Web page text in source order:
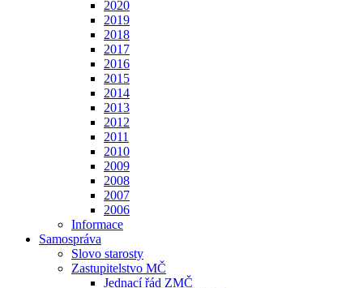
2020
2019
2018
2017
2016
2015
2014
2013
2012
2011
2010
2009
2008
2007
2006
Informace
Samospráva
Slovo starosty
Zastupitelstvo MČ
Jednací řád ZMČ